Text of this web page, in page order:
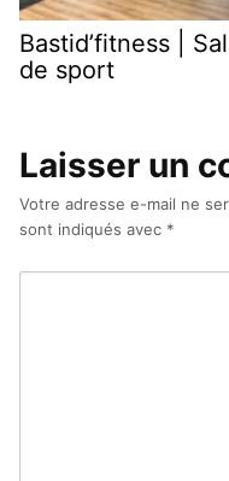
Bastid’fitness |
de sport
Laisser un
Votre adresse e-mail ne
sont indiqués avec *